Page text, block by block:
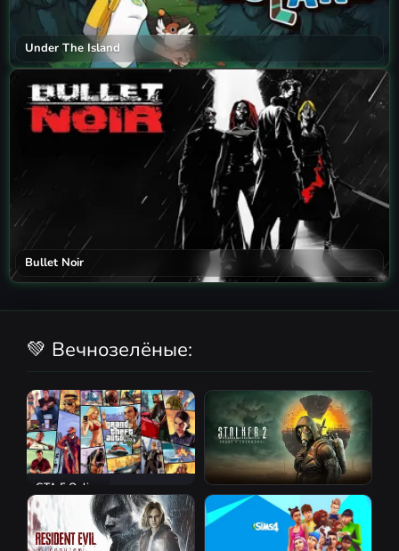
Under The Island
Bullet Noir
💚 Вечнозелёные:
GTA 5 Online
S.T.A.L.K.E.R. 2: Heart of
Chornobyl